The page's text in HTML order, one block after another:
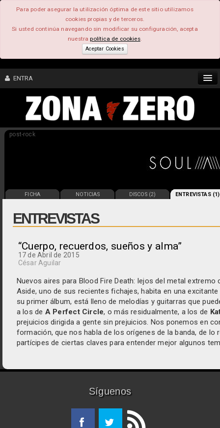
Para poder asegurar la utilización óptima de este sitio utilizamos
cookies propias y de terceros.
Si usted continúa navegando sin modificar su configuración, acepta
nuestrapolítica de cookies.
Aceptar Cookies
ENTRA
CONTENIDO
post-rock
FICHA NOTICIAS DISCOS (2) ENTREVISTAS (1)
ENTREVISTAS
“Cuerpo, recuerdos, sueños y alma”
17 de Abril de 2015
César Aguilar
Nuevos aires para Blood Fire Death: lejos del metal
Aside, uno de sus recientes fichajes, habita en una
su primer álbum, está lleno de melodías y guitarras que
a los de A Perfect Circle, o más residualmente, a los de
prejuicios dirigida a gente sin prejuicios. Nos ponemos en
formación, que nos habla de los orígenes de la banda, de
partícipes de ciertas claves para entender mejor algunos
Síguenos